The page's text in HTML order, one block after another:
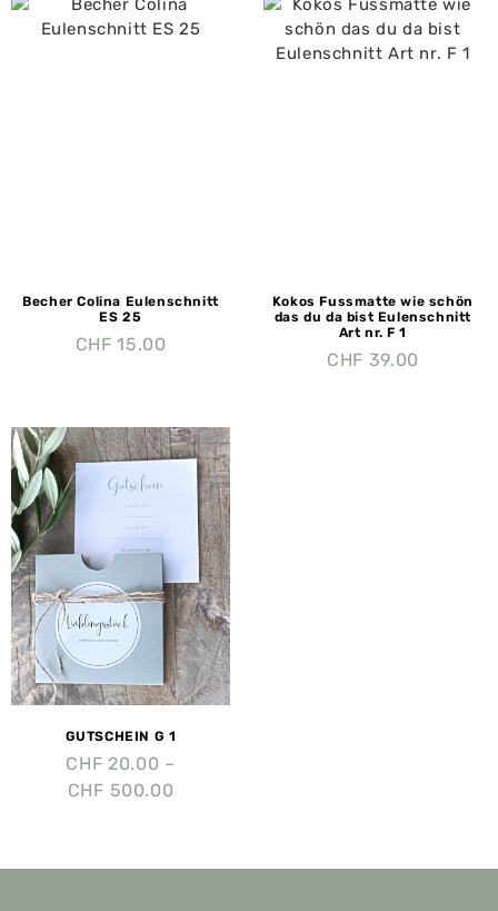
Becher Colina Eulenschnitt
ES 25
CHF 15.00
Kokos Fussmatte wie schön
das du da bist Eulenschnitt
Art nr. F 1
CHF 39.00
GUTSCHEIN G 1
CHF 20.00 –
CHF 500.00